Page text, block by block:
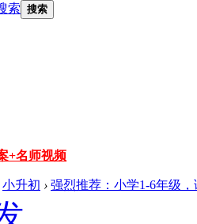
索 搜索
+名师视频
小升初 › 强烈推荐：小学1-6年级